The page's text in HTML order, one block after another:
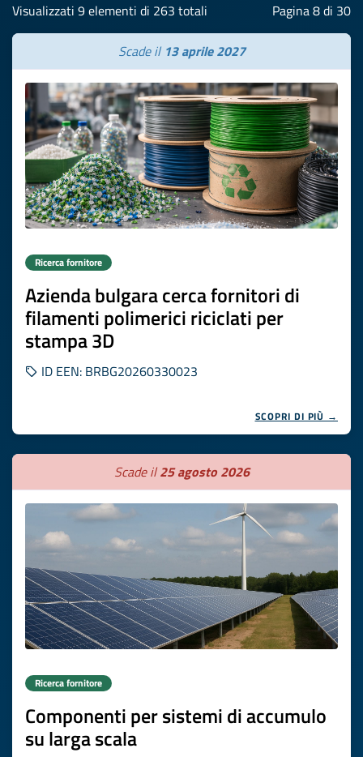
Visualizzati 9 elementi di 263 totali Pagina 8 di 30
Scade il 13 aprile 2027
Ricerca fornitore
Azienda bulgara cerca fornitori di
filamenti polimerici riciclati per
stampa 3D
ID EEN: BRBG20260330023
SCOPRI DI PIÙ →
Scade il25 agosto 2026
Ricerca fornitore
Componenti per sistemi di accumulo
su larga scala